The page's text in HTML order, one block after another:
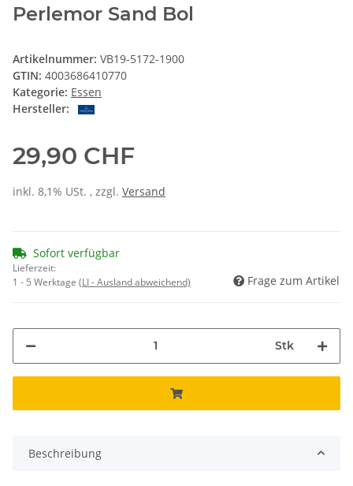
Perlemor Sand Bol
Artikelnummer: VB19-5172-1900
GTIN: 4003686410770
Kategorie: Essen
Hersteller:
29,90 CHF
inkl. 8,1% USt. , zzgl. Versand
Sofort verfügbar
Lieferzeit:
1 - 5 Werktage (LI - Ausland abweichend) Frage zum Artikel
Stk
Beschreibung